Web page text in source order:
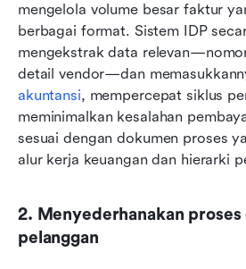
mengelola volume besar faktur
berbagai format. Sistem IDP
mengekstrak data
detail vendor—dan
akuntansi, mempercepat siklus
meminimalkan kesalahan
sesuai dengan dokumen proses
alur kerja keuangan dan hierarki
2. Menyederhanakan
pelanggan